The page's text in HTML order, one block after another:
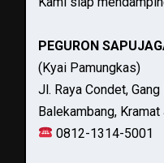
PEGURON
(Kyai Pamungkas)
Jl. Raya Condet,
Balekambang,
0812-1314-5001